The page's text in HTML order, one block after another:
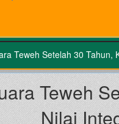
Teweh Setelah 30 Tahun,
Teweh
Nilai